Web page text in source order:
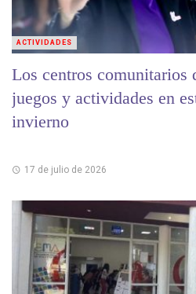
Los centros comunitarios
juegos y actividades en
invierno
17 de julio de 2026
ACTIVIDADES